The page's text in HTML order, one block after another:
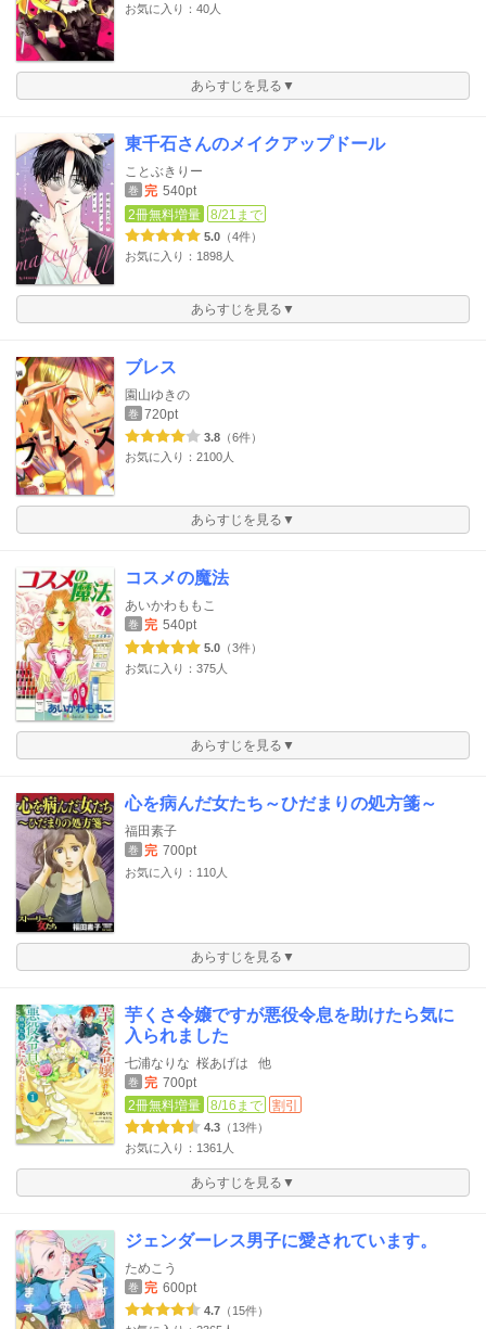
お気に入り：40人
あらすじを見る▼
東千石さんのメイクアップドール
ことぶきりー
巻 完 540pt
2冊無料増量
8/21まで
5.0 （4件）
お気に入り：1898人
あらすじを見る▼
ブレス
園山ゆきの
巻 720pt
3.8 （6件）
お気に入り：2100人
あらすじを見る▼
コスメの魔法
あいかわももこ
巻 完 540pt
5.0 （3件）
お気に入り：375人
あらすじを見る▼
心を病んだ女たち～ひだまりの処方箋～
福田素子
巻 完 700pt
お気に入り：110人
あらすじを見る▼
芋くさ令嬢ですが悪役令息を助けたら気に
入られました
七浦なりな 桜あげは 他
巻 完 700pt
2冊無料増量
8/16まで 割引
4.3 （13件）
お気に入り：1361人
あらすじを見る▼
ジェンダーレス男子に愛されています。
ためこう
巻 完 600pt
4.7 （15件）